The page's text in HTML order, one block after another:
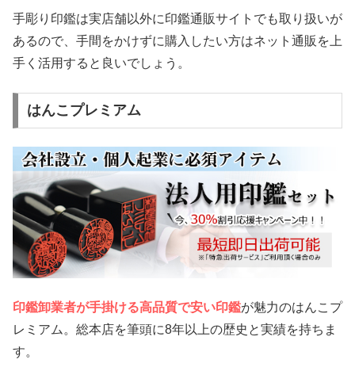
手彫り印鑑は実店舗以外に印鑑通販サイトでも取り扱いが
あるので、手間をかけずに購入したい方はネット通販を上
手く活用すると良いでしょう。
はんこプレミアム
印鑑卸業者が手掛ける高品質で安い印鑑が魅力のはんこプ
レミアム。総本店を筆頭に8年以上の歴史と実績を持ちま
す。